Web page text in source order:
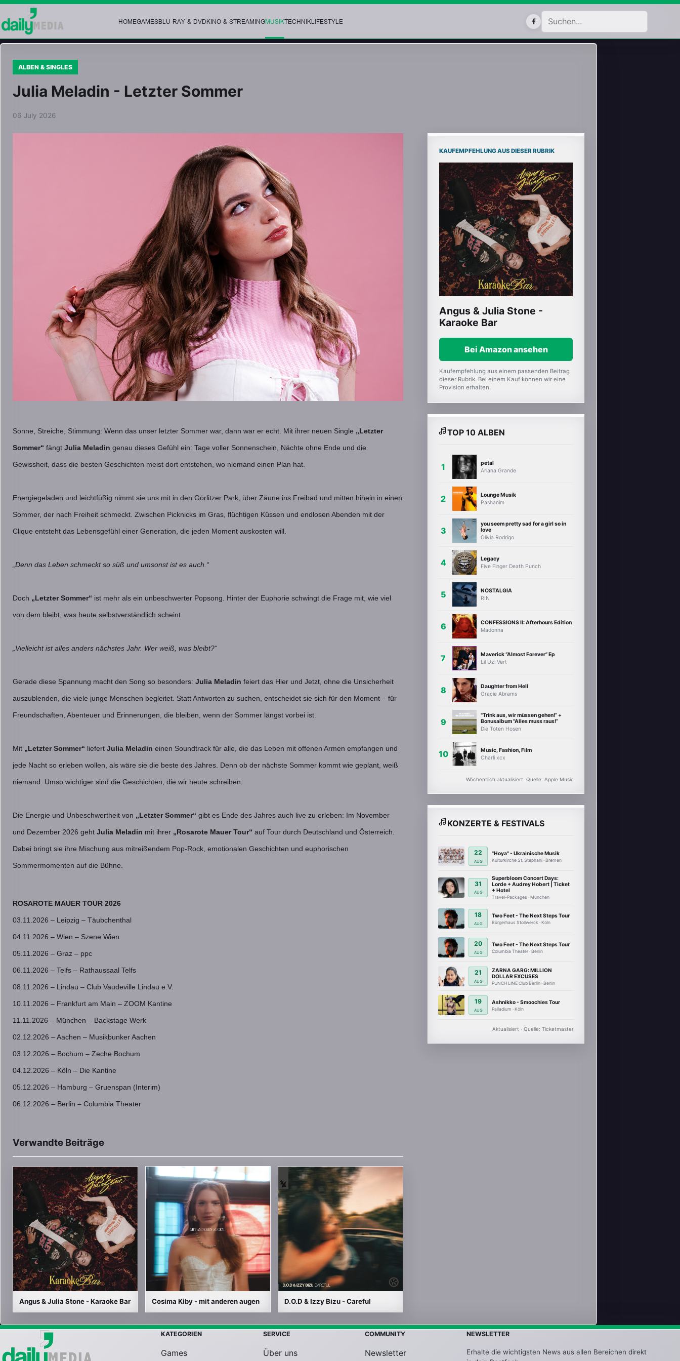
HOMEGAMESBLU-RAY & DVDKINO & STREAMINGMUSIKTECHNIKLIFESTYLE Facebook
ALBEN & SINGLES
Julia Meladin - Letzter Sommer
06 July 2026
Sonne, Streiche, Stimmung: Wenn das unser letzter Sommer war, dann war er echt. Mit ihrer neuen Single „Letzter
Sommer“ fängt Julia Meladin genau dieses Gefühl ein: Tage voller Sonnenschein, Nächte ohne Ende und die
Gewissheit, dass die besten Geschichten meist dort entstehen, wo niemand einen Plan hat.
Energiegeladen und leichtfüßig nimmt sie uns mit in den Görlitzer Park, über Zäune ins Freibad und mitten hinein in einen
Sommer, der nach Freiheit schmeckt. Zwischen Picknicks im Gras, flüchtigen Küssen und endlosen Abenden mit der
Clique entsteht das Lebensgefühl einer Generation, die jeden Moment auskosten will.
„Denn das Leben schmeckt so süß und umsonst ist es auch.“
Doch „Letzter Sommer“ ist mehr als ein unbeschwerter Popsong. Hinter der Euphorie schwingt die Frage mit, wie viel
von dem bleibt, was heute selbstverständlich scheint.
„Vielleicht ist alles anders nächstes Jahr. Wer weiß, was bleibt?“
Gerade diese Spannung macht den Song so besonders: Julia Meladin feiert das Hier und Jetzt, ohne die Unsicherheit
auszublenden, die viele junge Menschen begleitet. Statt Antworten zu suchen, entscheidet sie sich für den Moment – für
Freundschaften, Abenteuer und Erinnerungen, die bleiben, wenn der Sommer längst vorbei ist.
Mit „Letzter Sommer“ liefert Julia Meladin einen Soundtrack für alle, die das Leben mit offenen Armen empfangen und
jede Nacht so erleben wollen, als wäre sie die beste des Jahres. Denn ob der nächste Sommer kommt wie geplant, weiß
niemand. Umso wichtiger sind die Geschichten, die wir heute schreiben.
Die Energie und Unbeschwertheit von „Letzter Sommer“ gibt es Ende des Jahres auch live zu erleben: Im November
und Dezember 2026 geht Julia Meladin mit ihrer „Rosarote Mauer Tour“ auf Tour durch Deutschland und Österreich.
Dabei bringt sie ihre Mischung aus mitreißendem Pop-Rock, emotionalen Geschichten und euphorischen
Sommermomenten auf die Bühne.
ROSAROTE MAUER TOUR 2026
03.11.2026 – Leipzig – Täubchenthal
04.11.2026 – Wien – Szene Wien
05.11.2026 – Graz – ppc
06.11.2026 – Telfs – Rathaussaal Telfs
08.11.2026 – Lindau – Club Vaudeville Lindau e.V.
10.11.2026 – Frankfurt am Main – ZOOM Kantine
11.11.2026 – München – Backstage Werk
02.12.2026 – Aachen – Musikbunker Aachen
03.12.2026 – Bochum – Zeche Bochum
04.12.2026 – Köln – Die Kantine
05.12.2026 – Hamburg – Gruenspan (Interim)
06.12.2026 – Berlin – Columbia Theater
Verwandte Beiträge
Angus & Julia Stone - Karaoke Bar Cosima Kiby - mit anderen augen D.O.D & Izzy Bizu - Careful
KAUFEMPFEHLUNG AUS DIESER RUBRIK
Angus & Julia Stone -
Karaoke Bar
Bei Amazon ansehen
Kaufempfehlung aus einem passenden Beitrag
dieser Rubrik. Bei einem Kauf können wir eine
Provision erhalten.
TOP 10 ALBEN
petal
Ariana Grande
Lounge Musik
Pashanim
you seem pretty sad for a girl so in
love
Olivia Rodrigo
Legacy
Five Finger Death Punch
NOSTALGIA
RIN
CONFESSIONS II: Afterhours Edition
Madonna
Maverick “Almost Forever” Ep
Lil Uzi Vert
Daughter from Hell
Gracie Abrams
"Trink aus, wir müssen gehen!“ +
Bonusalbum "Alles muss raus!“
Die Toten Hosen
Music, Fashion, Film
Charli xcx
Wöchentlich aktualisiert. Quelle: Apple Music
KONZERTE & FESTIVALS
22
AUG
"Hoya" - Ukrainische Musik
Kulturkirche St. Stephani · Bremen
31
AUG
Superbloom Concert Days:
Lorde + Audrey Hobert | Ticket
+ Hotel
Travel-Packages · München
18
AUG
Two Feet - The Next Steps Tour
Bürgerhaus Stollwerck · Köln
20
AUG
Two Feet - The Next Steps Tour
Columbia Theater · Berlin
21
AUG
ZARNA GARG: MILLION
DOLLAR EXCUSES
PUNCH L!NE Club Berlin · Berlin
19
AUG
Ashnikko - Smoochies Tour
Palladium · Köln
Aktualisiert · Quelle: Ticketmaster
KATEGORIEN
Games
SERVICE
Über uns
COMMUNITY
Newsletter
NEWSLETTER
Erhalte die wichtigsten News aus allen Bereichen direkt